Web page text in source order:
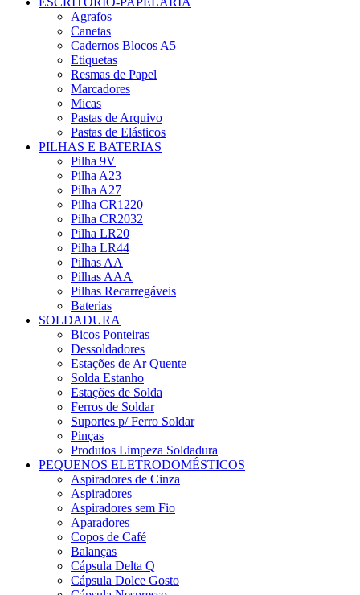
Agrafos
Canetas
Cadernos Blocos A5
Etiquetas
Resmas de Papel
Marcadores
Micas
Pastas de Arquivo
Pastas de Elásticos
PILHAS E BATERIAS
Pilha 9V
Pilha A23
Pilha A27
Pilha CR1220
Pilha CR2032
Pilha LR20
Pilha LR44
Pilhas AA
Pilhas AAA
Pilhas Recarregáveis
Baterias
SOLDADURA
Bicos Ponteiras
Dessoldadores
Estações de Ar Quente
Solda Estanho
Estações de Solda
Ferros de Soldar
Suportes p/ Ferro Soldar
Pinças
Produtos Limpeza Soldadura
PEQUENOS ELETRODOMÉSTICOS
Aspiradores de Cinza
Aspiradores
Aspiradores sem Fio
Aparadores
Copos de Café
Balanças
Cápsula Delta Q
Cápsula Dolce Gosto